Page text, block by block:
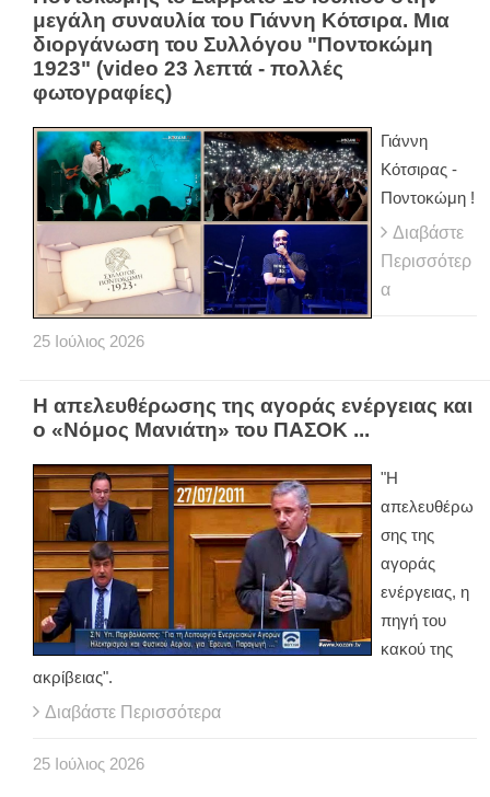
μεγάλη συναυλία του Γιάννη Κότσιρα. Μια
διοργάνωση του Συλλόγου "Ποντοκώμη
1923" (video 23 λεπτά - πολλές
φωτογραφίες)
Γιάννη
Κότσιρας -
Ποντοκώμη !
Διαβάστε
Περισσότερ
α
25 Ιούλιος 2026
Η απελευθέρωσης της αγοράς ενέργειας και
ο «Νόμος Μανιάτη» του ΠΑΣΟΚ ...
"Η
απελευθέρω
σης της
αγοράς
ενέργειας, η
πηγή του
κακού της
ακρίβειας".
Διαβάστε Περισσότερα
25 Ιούλιος 2026